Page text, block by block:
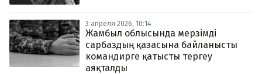
3 апреля 2026, 10:14
Жамбыл облысында мерзімді
сарбаздың қазасына байланысты
командирге қатысты тергеу
аяқталды